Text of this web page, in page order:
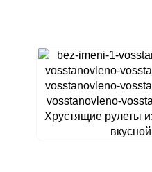
Хрустящие рулеты